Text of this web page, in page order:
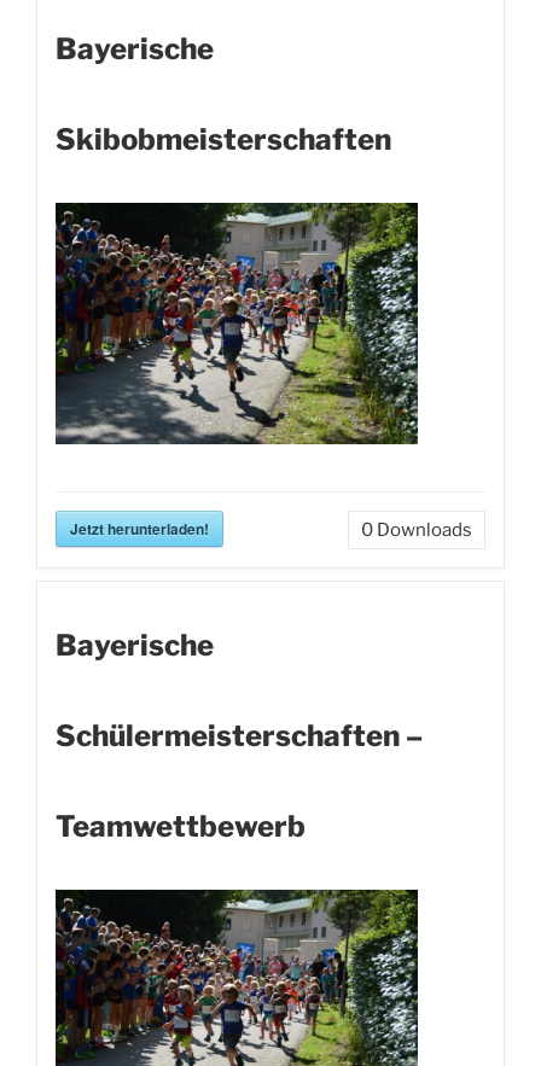
Bayerische
Skibobmeisterschaften
Jetzt herunterladen! 0 Downloads
Bayerische
Schülermeisterschaften –
Teamwettbewerb